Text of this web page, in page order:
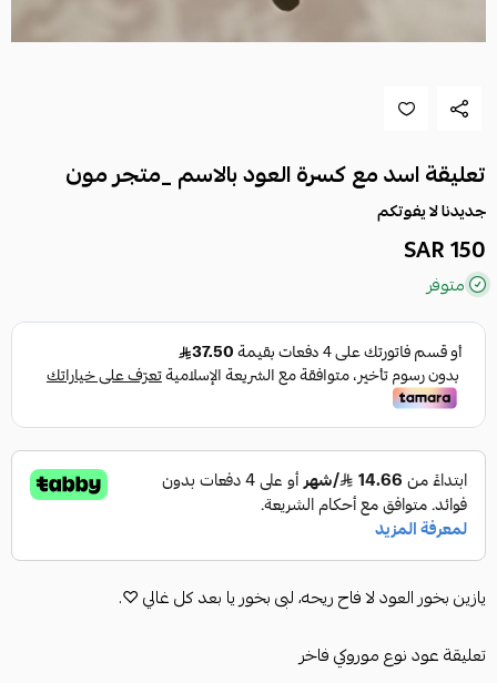
تعليقة اسد مع كسرة العود بالاسم _متجر مون
جديدنا لا يفوتكم
150 SAR
متوفر
يازين بخور العود لا فاح ريحه، لبى بخور يا بعد كل غالي ♡.
تعليقة عود نوع موروكي فاخر